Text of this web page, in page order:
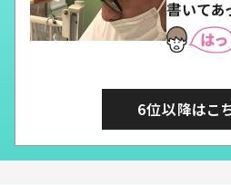
書いてあ
6位以降はこ